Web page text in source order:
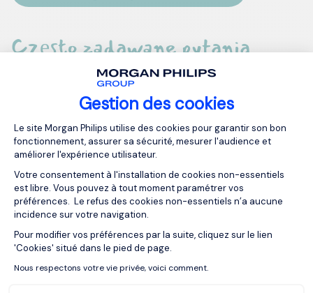
Gestion des cookies
Plateforme de Gestion du
Le site Morgan Philips utilise des cookies pour garantir son bon
fonctionnement, assurer sa sécurité, mesurer l'audience et
améliorer l'expérience utilisateur.
Votre consentement à l'installation de cookies non-essentiels
est libre. Vous pouvez à tout moment paramétrer vos
préférences. Le refus des cookies non-essentiels n’a aucune
incidence sur votre navigation.
Pour modifier vos préférences par la suite, cliquez sur le lien
'Cookies' situé dans le pied de page.
Nous respectons votre vie privée, voici comment.
Axeptio consent
Często zadawane pytania
Dla kogo jest Action Learning?
Ile osób bierze udział w jednym procesie?
Jak długo trwa proces Action Learning?
Czym różni się Action Learning od
tradycyjnego szkolenia?